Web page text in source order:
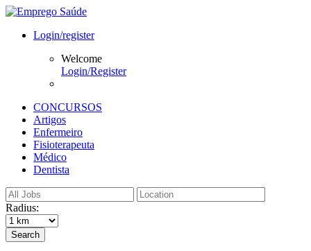
Login/register
Welcome
Login/Register
CONCURSOS
Artigos
Enfermeiro
Fisioterapeuta
Médico
Dentista
Radius:
Search